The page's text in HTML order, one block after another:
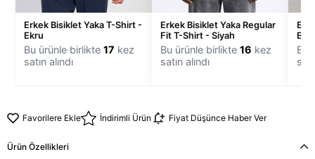
Erkek Bisiklet Yaka T-Shirt -
Ekru
Bu ürünle birlikte 17 kez
satın alındı
Erkek Bisiklet Yaka Regular
Fit T-Shirt - Siyah
Bu ürünle birlikte 16 kez
satın alındı
Bu
Favorilere Ekle İndirimli Ürün Fiyat Düşünce Haber Ver
Ürün Özellikleri